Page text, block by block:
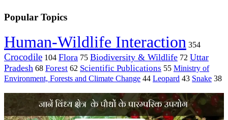
Popular Topics
Human-Wildlife Interaction 354
Crocodile 104 Flora 75 Biodiversity & Wildlife 72 Uttar
Pradesh 68 Forest 62 Scientific Publications 55 Ministry of
Environment, Forests and Climate Change 44 Leopard 43 Snake 38